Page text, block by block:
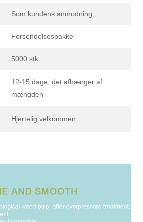
Som kundens anmodning
Forsendelsespakke
5000 stk
12-15 dage, det afhænger af
mængden
Hjertelig velkommen